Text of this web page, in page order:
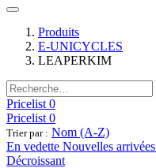
Produits
E-UNICYCLES
LEAPERKIM
Pricelist 0
Pricelist 0
Trier par : Nom (A-Z)
En vedette Nouvelles arrivées
Décroissant